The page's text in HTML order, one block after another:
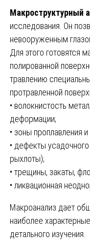
Макроструктурный
исследования. Он
невооруженным
Для этого готовятся
полированной
травлению
протравленной
• волокнистость
деформации;
• зоны проплавления
• дефекты
рыхлоты);
• трещины, закаты,
• ликвационная
Макроанализ дает
наиболее
детального изучения.